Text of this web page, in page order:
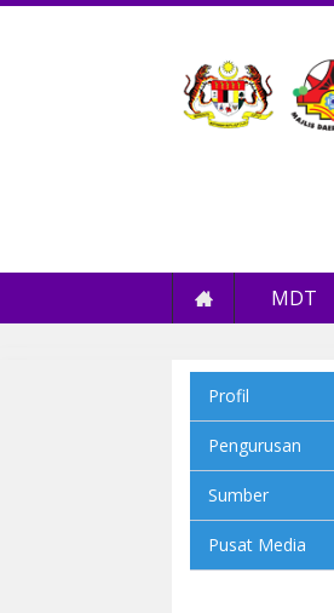
MDT
Profil
Pengurusan
Sumber
Pusat Media